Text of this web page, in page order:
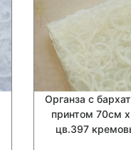
Органза с
принтом 70см
цв.397